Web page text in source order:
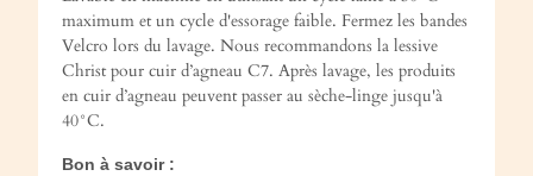
maximum et un cycle d'essorage faible. Fermez les bandes
Velcro lors du lavage. Nous recommandons la lessive
Christ pour cuir d’agneau C7. Après lavage, les produits
en cuir d’agneau peuvent passer au sèche-linge jusqu'à
40°C.
Bon à savoir :